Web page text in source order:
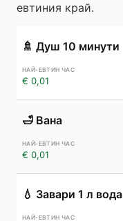
евтиния край.
🚿 Душ 10 минути
€ 0,01
🛁 Вана
€ 0,01
💧 Завари 1 л вода